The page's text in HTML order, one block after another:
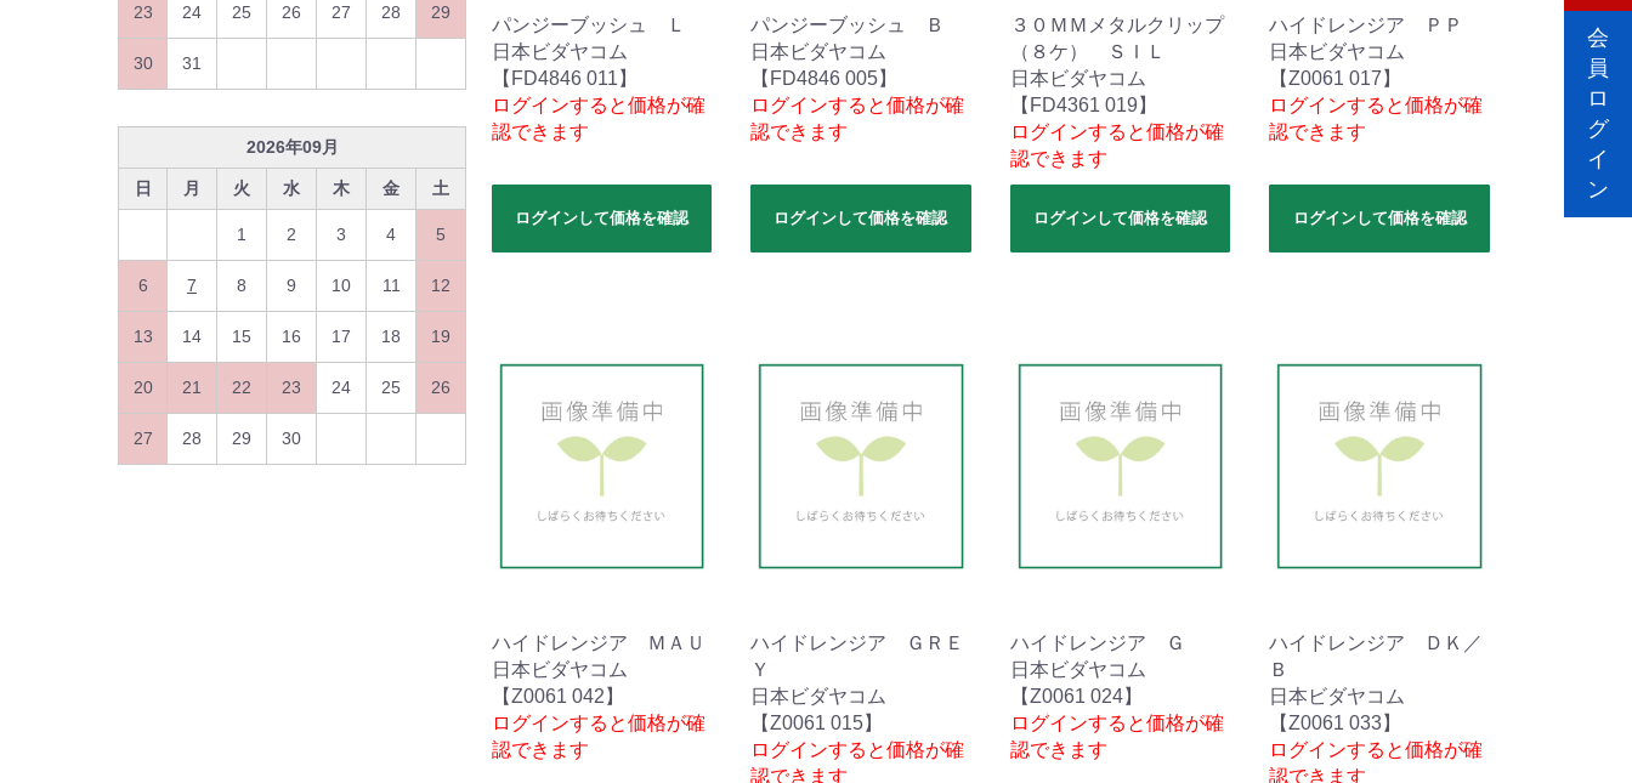
23 24 25 26 27 28 29
30 31
2026年09月
日 月 火 水 木 金 土
1 2 3 4 5
6 7 8 9 10 11 12
13 14 15 16 17 18 19
20 21 22 23 24 25 26
27 28 29 30
パンジーブッシュ Ｌ
日本ビダヤコム
【FD4846 011】
ログインすると価格が確
認できます
ログインして価格を確認
パンジーブッシュ Ｂ
日本ビダヤコム
【FD4846 005】
ログインすると価格が確
認できます
ログインして価格を確認
３０ＭＭメタルクリップ
（８ケ） ＳＩＬ
日本ビダヤコム
【FD4361 019】
ログインすると価格が確
認できます
ログインして価格を確認
ハイドレンジア ＰＰ
日本ビダヤコム
【Z0061 017】
ログインすると価格が確
認できます
ログインして価格を確認
ハイドレンジア ＭＡＵ
日本ビダヤコム
【Z0061 042】
ログインすると価格が確
認できます
ハイドレンジア ＧＲＥ
Ｙ
日本ビダヤコム
【Z0061 015】
ログインすると価格が確
認できます
ハイドレンジア Ｇ
日本ビダヤコム
【Z0061 024】
ログインすると価格が確
認できます
ハイドレンジア ＤＫ／
Ｂ
日本ビダヤコム
【Z0061 033】
ログインすると価格が確
認できます
会
員
ロ
グ
イ
ン